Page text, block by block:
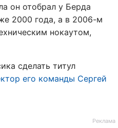
он отобрал у Берда
2000 года, а в 2006-м
нокаутом,
сделать титул
его команды Сергей